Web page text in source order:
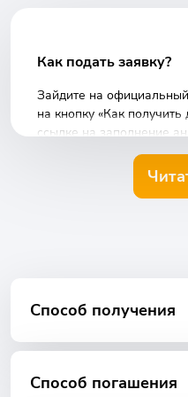
Как подать заявку?
Зайдите на
на кнопку «Как
ссылке на заполнение
калькуляторе «Контакт
требуемую сумму по
рассчитает за вас дату
После выбора срока и
сайта «Контакт Кредит»,
несколько этапов:
Для начала
Способ получения
Способ погашения